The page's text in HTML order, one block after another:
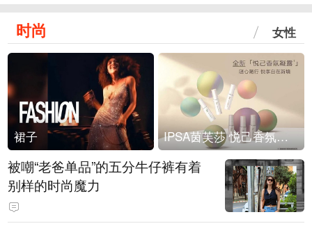
时尚 女性
裙子 IPSA茵芙莎 悦己香氛凝露上市
被嘲“老爸单品”的五分牛仔裤有着
别样的时尚魔力